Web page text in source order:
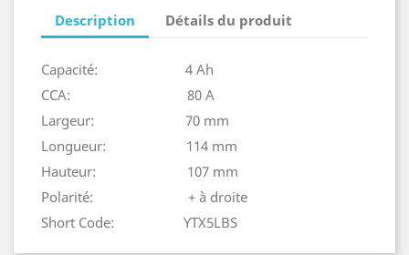
Description Détails du produit
Capacité: 4 Ah
CCA: 80 A
Largeur: 70 mm
Longueur: 114 mm
Hauteur: 107 mm
Polarité: + à droite
Short Code: YTX5LBS